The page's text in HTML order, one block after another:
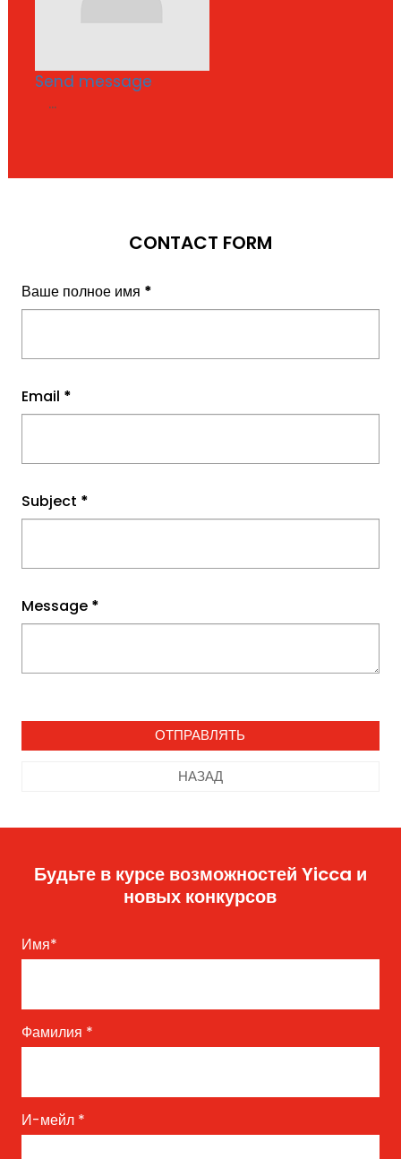
Send message
...
CONTACT FORM
Ваше полное имя *
Email *
Subject *
Message *
НАЗАД
Будьте в курсе возможностей Yicca и
новых конкурсов
Имя*
Фамилия *
И-мейл *